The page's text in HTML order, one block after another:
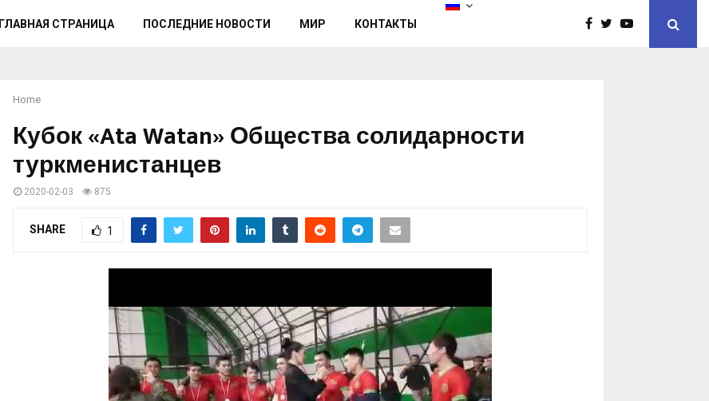
ГЛАВНАЯ СТРАНИЦА ПОСЛЕДНИЕ НОВОСТИ МИР КОНТАКТЫ
Home
Кубок «Ata Watan» Общества солидарности
туркменистанцев
2020-02-03 875
SHARE 1